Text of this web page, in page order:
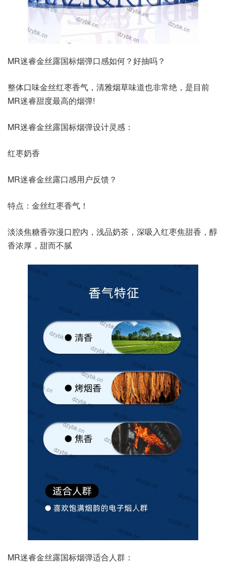
MR迷睿金丝露国标烟弹口感如何？好抽吗？
整体口味金丝红枣香气，清雅烟草味道也非常绝，是目前
MR迷睿甜度最高的烟弹!
MR迷睿金丝露国标烟弹设计灵感：
红枣奶香
MR迷睿金丝露口感用户反馈？
特点：金丝红枣香气！
淡淡焦糖香弥漫口腔内，浅品奶茶，深吸入红枣焦甜香，醇
香浓厚，甜而不腻
MR迷睿金丝露国标烟弹适合人群：